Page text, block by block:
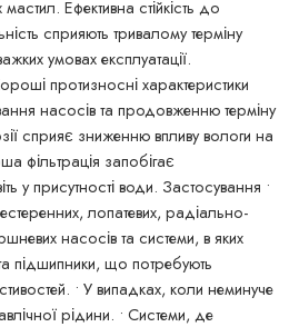
Ефективна стійкість до
сприяють тривалому терміну
умовах експлуатації.
протизносні характеристики
насосів та продовженню терміну
сприяє зниженню впливу вологи на
фільтрація запобігає
у присутності води. Застосування •
лопатевих, радіально-
насосів та системи, в яких
підшипники, що потребують
• У випадках, коли неминуче
рідини. • Системи, де